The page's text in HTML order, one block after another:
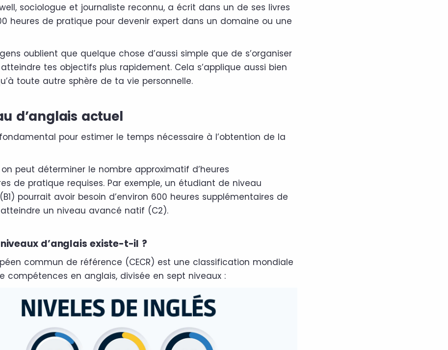
sociologue et journaliste reconnu, a écrit dans un de ses livres
heures de pratique pour devenir expert dans un domaine ou une
oublient que quelque chose d’aussi simple que de s’organiser
tes objectifs plus rapidement. Cela s’applique aussi bien
toute autre sphère de ta vie personnelle.
d’anglais actuel
pour estimer le temps nécessaire à l’obtention de la
on peut déterminer le nombre approximatif d’heures
de pratique requises. Par exemple, un étudiant de niveau
pourrait avoir besoin d’environ 600 heures supplémentaires de
un niveau avancé natif (C2).
d’anglais existe-t-il ?
commun de référence (CECR) est une classification mondiale
compétences en anglais, divisée en sept niveaux :